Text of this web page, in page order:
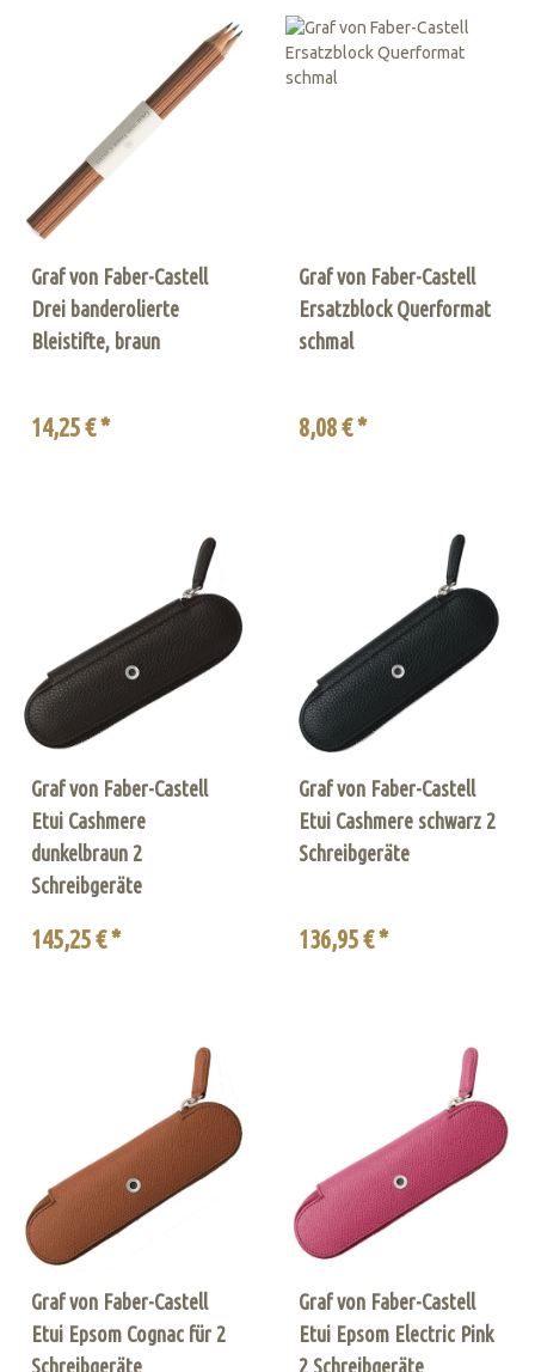
Graf von Faber-Castell
Drei banderolierte
Bleistifte, braun
14,25 € *
Graf von Faber-Castell
Ersatzblock Querformat
schmal
8,08 € *
Graf von Faber-Castell
Etui Cashmere
dunkelbraun 2
Schreibgeräte
145,25 € *
Graf von Faber-Castell
Etui Cashmere schwarz 2
Schreibgeräte
136,95 € *
Graf von Faber-Castell
Etui Epsom Cognac für 2
Schreibgeräte
Graf von Faber-Castell
Etui Epsom Electric Pink
2 Schreibgeräte